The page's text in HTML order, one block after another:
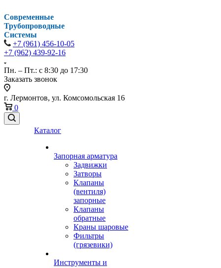
Современные
Трубопроводные
Системы
+7 (961) 456-10-05
+7 (962) 439-92-16
Пн. – Пт.: с 8:30 до 17:30
Заказать звонок
г. Лермонтов, ул. Комсомольская 16
0
Каталог
Запорная арматура
Задвижки
Затворы
Клапаны
(вентиля)
запорные
Клапаны
обратные
Краны шаровые
Фильтры
(грязевики)
Инструменты и